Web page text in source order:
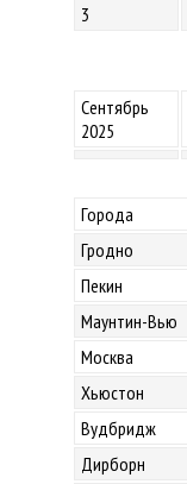
3
Сентябрь
2025
Города
Гродно
Пекин
Маунтин-Вью
Москва
Хьюстон
Вудбридж
Дирборн